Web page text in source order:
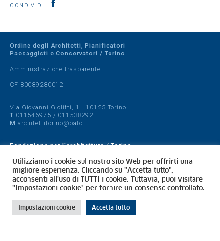
CONDIVIDI
Ordine degli Architetti, Pianificatori
Paesaggisti e Conservatori / Torino
Amministrazione trasparente
CF 80089280012
Via Giovanni Giolitti, 1 - 10123 Torino
T 011546975 / 011538292
M architettitorino@oato.it
Fondazione per l'architettura / Torino
Designed by quattrolinee.it
Cookie Policy
Privacy Policy
Utilizziamo i cookie sul nostro sito Web per offrirti una
migliore esperienza. Cliccando su "Accetta tutto",
acconsenti all'uso di TUTTI i cookie. Tuttavia, puoi visitare
"Impostazioni cookie" per fornire un consenso controllato.
Impostazioni cookie Accetta tutto